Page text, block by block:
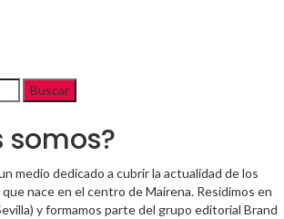
somos?
medio dedicado a cubrir la actualidad de los
nace en el centro de Mairena. Residimos en
y formamos parte del grupo editorial Brand